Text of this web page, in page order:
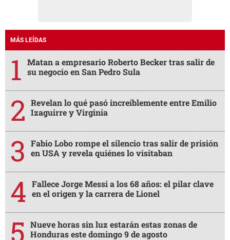
MÁS LEÍDAS
Matan a empresario Roberto Becker tras salir de
su negocio en San Pedro Sula
Revelan lo qué pasó increíblemente entre Emilio
Izaguirre y Virginia
Fabio Lobo rompe el silencio tras salir de prisión
en USA y revela quiénes lo visitaban
Fallece Jorge Messi a los 68 años: el pilar clave
en el origen y la carrera de Lionel
Nueve horas sin luz estarán estas zonas de
Honduras este domingo 9 de agosto